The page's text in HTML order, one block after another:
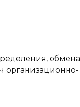
обмена
организационно-